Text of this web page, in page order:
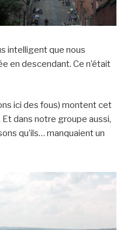
intelligent que nous
en descendant. Ce n’était
ici des fous) montent cet
dans notre groupe aussi,
qu’ils… manquaient un